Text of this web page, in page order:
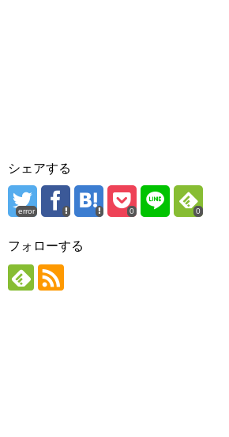
シェアする
error 0 0
フォローする